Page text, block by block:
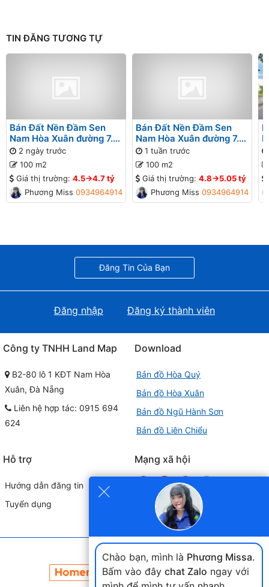
TIN ĐĂNG TƯƠNG TỰ
Bán Đất Nền Đầm Sen
Nam Hòa Xuân đường 7.5
B2-122 lô 6x
2 ngày trước
100 m2
Giá thị trường: 4.5->4.7 tỷ
Phương Missa0934964914
Bán Đất Nền Đầm Sen
Nam Hòa Xuân đường 7.5
B2-121 lô 6x
1 tuần trước
100 m2
Giá thị trường: 4.8->5.05 tỷ
Phương Missa0934964914
×
Chào bạn, mình là Phương Missa.
Bấm vào đây chat Zalo ngay với
Đăng Tin Của Bạn
Đăng nhập Đăng ký thành viên
Công ty TNHH Land Map
B2-80 lô 1 KĐT Nam Hòa
Xuân, Đà Nẵng
Liên hệ hợp tác: 0915 694
624
Download
Bản đồ Hòa Quý
Bản đồ Hòa Xuân
Bản đồ Ngũ Hành Sơn
Bản đồ Liên Chiểu
Hỗ trợ
Hướng dẫn đăng tin
Tuyển dụng
Mạng xã hội